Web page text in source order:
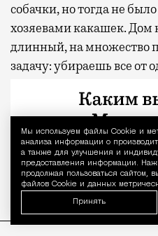
Мы используем файлы Сookie и
анализа информации о
а также для улучшения и
предоставления информации.
продолжая пользоваться сайтом,
файлов Cookie и данных
Принять
собачки, но тогда не
хозяевами какашек.
длинный, на множество
задачу: убираешь все от
живешь. Сам он при
футбол и читал газеты,
высовываясь из окна,
работ.